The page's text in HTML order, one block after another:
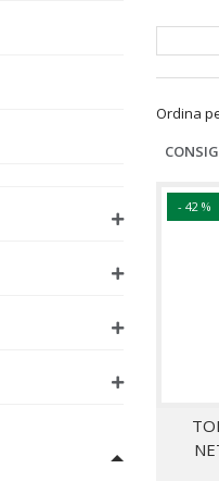
Ordina
- 42 %